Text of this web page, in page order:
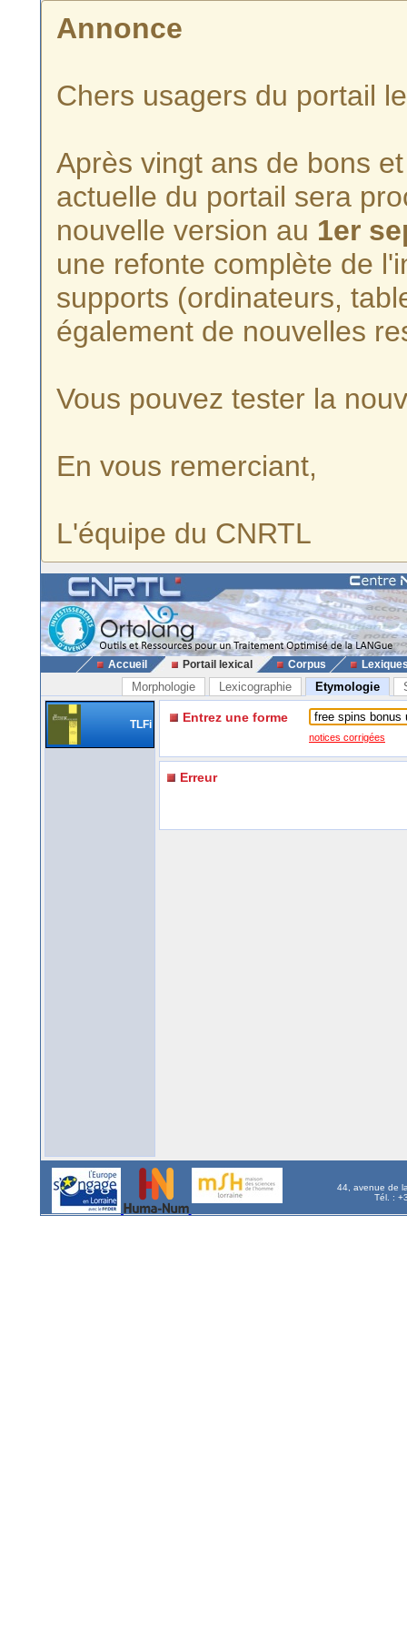
Annonce
Chers usagers du portail
Après vingt ans de bons
actuelle du portail sera
nouvelle version au 1er
une refonte complète de
supports (ordinateurs,
également de nouvelles
Vous pouvez tester la
En vous remerciant,
L'équipe du CNRTL
Accueil Portail lexical Corpus
Morphologie Lexicographie Etymologie
TLFi Entrez une forme
notices corrigées
Erreur
44, avenue de
Tél. :